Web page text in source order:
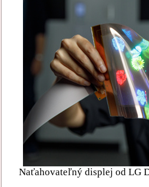
Naťahovateľný displej od LG